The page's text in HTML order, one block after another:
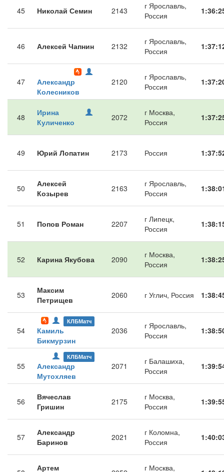
45 Николай Семин 2143
г Ярославль,
Россия
46 Алексей Чапнин 2132
г Ярославль,
Россия
47
Александр
Колесников
2120
г Ярославль,
Россия
48
Ирина
Куличенко
2072
г Москва,
Россия
49 Юрий Лопатин 2173 Россия
50
Алексей
Козырев
2163
г Ярославль,
Россия
51 Попов Роман 2207
г Липецк,
Россия
52 Карина Якубова 2090
г Москва,
Россия
53
Максим
Петрищев
2060 г Углич, Россия
54
КЛБМатч
Камиль
Бикмурзин
2036
г Ярославль,
Россия
55
КЛБМатч
Александр
Мутохляев
2071
г Балашиха,
Россия
56
Вячеслав
Гришин
2175
г Москва,
Россия
57
Александр
Баринов
2021
г Коломна,
Россия
Артем
г Москва,